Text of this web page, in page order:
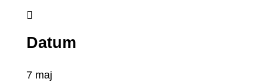

Datum
7 maj